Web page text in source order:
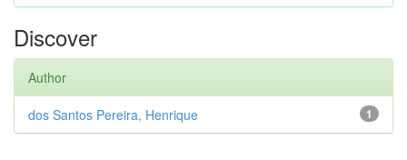
Discover
Author
1
dos Santos Pereira, Henrique